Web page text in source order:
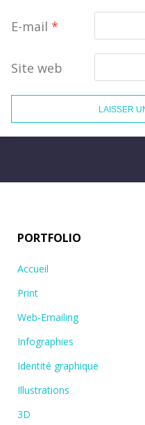
E-mail *
Site web
PORTFOLIO
Accueil
Print
Web-Emailing
Infographies
Identité graphique
Illustrations
3D